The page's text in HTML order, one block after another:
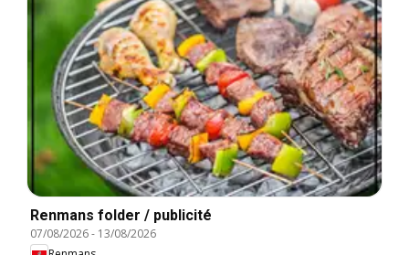
Renmans folder / publicité
07/08/2026- 13/08/2026